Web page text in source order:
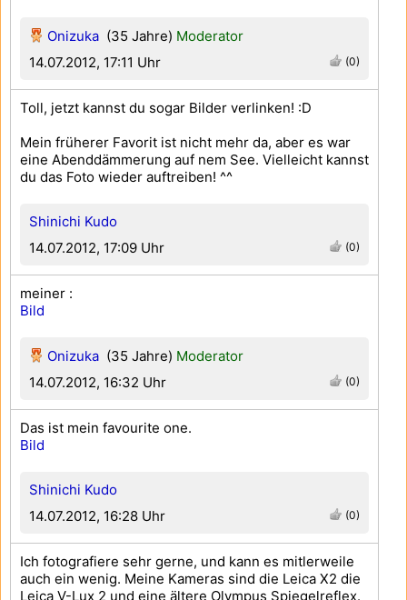
Onizuka (35 Jahre) Moderator
14.07.2012, 17:11 Uhr
(0)
Shinichi Kudo
14.07.2012, 17:09 Uhr
(0)
Toll, jetzt kannst du sogar Bilder verlinken! :D
Mein früherer Favorit ist nicht mehr da, aber es war
eine Abenddämmerung auf nem See. Vielleicht kannst
du das Foto wieder auftreiben! ^^
Onizuka (35 Jahre) Moderator
14.07.2012, 16:32 Uhr
(0)
meiner :
Bild
Shinichi Kudo
14.07.2012, 16:28 Uhr
(0)
Das ist mein favourite one.
Bild
Ich fotografiere sehr gerne, und kann es mitlerweile
auch ein wenig. Meine Kameras sind die Leica X2 die
Leica V-Lux 2 und eine ältere Olympus Spiegelreflex.